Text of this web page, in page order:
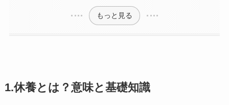
もっと見る
1.休養とは？意味と基礎知識